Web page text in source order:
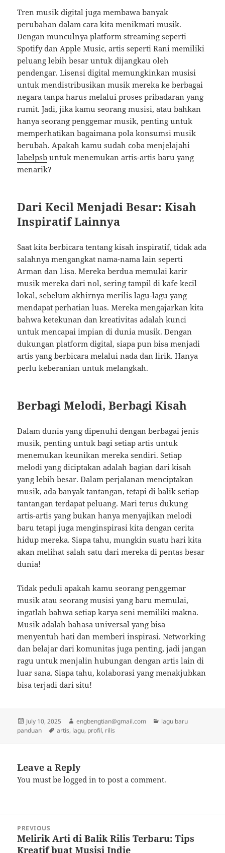
Tren musik digital juga membawa banyak
perubahan dalam cara kita menikmati musik.
Dengan munculnya platform streaming seperti
Spotify dan Apple Music, artis seperti Rani memiliki
peluang lebih besar untuk dijangkau oleh
pendengar. Lisensi digital memungkinkan musisi
untuk mendistribusikan musik mereka ke berbagai
negara tanpa harus melalui proses pribadaran yang
rumit. Jadi, jika kamu seorang musisi, atau bahkan
hanya seorang penggemar musik, penting untuk
memperhatikan bagaimana pola konsumsi musik
berubah. Apakah kamu sudah coba menjelajahi
labelpsb untuk menemukan artis-artis baru yang
menarik?
Dari Kecil Menjadi Besar: Kisah
Inspiratif Lainnya
Saat kita berbicara tentang kisah inspiratif, tidak ada
salahnya mengangkat nama-nama lain seperti
Arman dan Lisa. Mereka berdua memulai karir
musik mereka dari nol, sering tampil di kafe kecil
lokal, sebelum akhirnya merilis lagu-lagu yang
mendapat perhatian luas. Mereka mengajarkan kita
bahwa ketekunan dan kreativitas adalah kunci
untuk mencapai impian di dunia musik. Dengan
dukungan platform digital, siapa pun bisa menjadi
artis yang berbicara melalui nada dan lirik. Hanya
perlu keberanian untuk melangkah.
Berbagi Melodi, Berbagi Kisah
Dalam dunia yang dipenuhi dengan berbagai jenis
musik, penting untuk bagi setiap artis untuk
menemukan keunikan mereka sendiri. Setiap
melodi yang diciptakan adalah bagian dari kisah
yang lebih besar. Dalam perjalanan menciptakan
musik, ada banyak tantangan, tetapi di balik setiap
tantangan terdapat peluang. Mari terus dukung
artis-artis yang bukan hanya menyajikan melodi
baru tetapi juga menginspirasi kita dengan cerita
hidup mereka. Siapa tahu, mungkin suatu hari kita
akan melihat salah satu dari mereka di pentas besar
dunia!
Tidak peduli apakah kamu seorang penggemar
musik atau seorang musisi yang baru memulai,
ingatlah bahwa setiap karya seni memiliki makna.
Musik adalah bahasa universal yang bisa
menyentuh hati dan memberi inspirasi. Networking
dan belajar dari komunitas juga penting, jadi jangan
ragu untuk menjalin hubungan dengan artis lain di
luar sana. Siapa tahu, kolaborasi yang menakjubkan
bisa terjadi dari situ!
Posted
on
July 10, 2025 Author
engbengtian@gmail.com Categories
lagu baru
panduan
Tags
artis, lagu, profil, rilis
Leave a Reply
You must belogged in to post a comment.
navigation
PREVIOUS
Previous
post:
Melirik Arti di Balik Rilis Terbaru: Tips
Kreatif buat Musisi Indie